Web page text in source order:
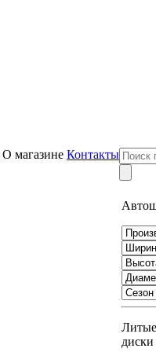
О магазине Контакты
Литые
диски